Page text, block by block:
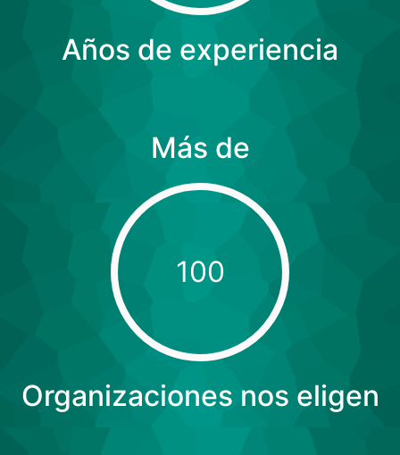
Años de experiencia
Más de
100
Organizaciones nos eligen